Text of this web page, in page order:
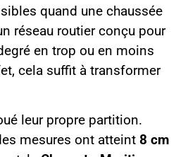
quand une chaussée
réseau routier conçu pour
en trop ou en moins
cela suffit à transformer
leur propre partition.
mesures ont atteint 8 cm